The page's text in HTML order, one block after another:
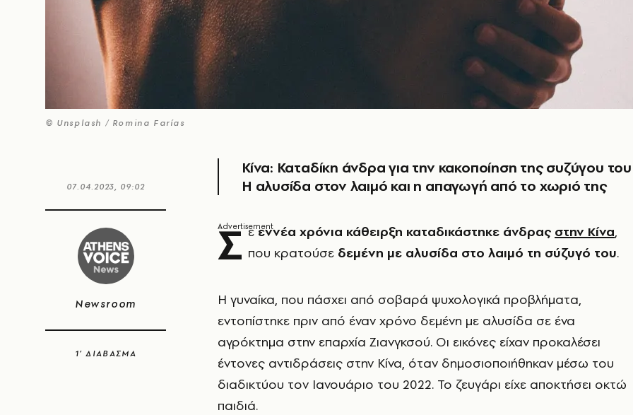
© Unsplash / Romina Farías
07.04.2023, 09:02
Newsroom
1’ ΔΙΑΒΑΣΜΑ
Κίνα: Καταδίκη άνδρα για την κακοποίηση της συζύγου
Η αλυσίδα στον λαιμό και η απαγωγή από το χωριό της
Σ εεννέα χρόνια κάθειρξη καταδικάστηκε άνδρας στην Κίνα,
που κρατούσε δεμένη με αλυσίδα στο λαιμό τη σύζυγό του.
Η γυναίκα, που πάσχει από σοβαρά ψυχολογικά προβλήματα,
εντοπίστηκε πριν από έναν χρόνο δεμένη με αλυσίδα σε ένα
αγρόκτημα στην επαρχία Ζιανγκσού. Οι εικόνες είχαν προκαλέσει
έντονες αντιδράσεις στην Κίνα, όταν δημοσιοποιήθηκαν μέσω του
διαδικτύου τον Ιανουάριο του 2022. Το ζευγάρι είχε αποκτήσει οκτώ
παιδιά.